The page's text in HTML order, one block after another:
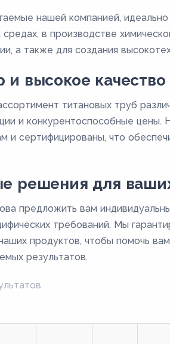
нашей компанией, идеально
в производстве
а также для создания
высокое качество
титановых труб
и конкурентоспособные
и сертифицированы, что
решения для
предложить вам
требований. Мы
продуктов, чтобы помочь
результатов.